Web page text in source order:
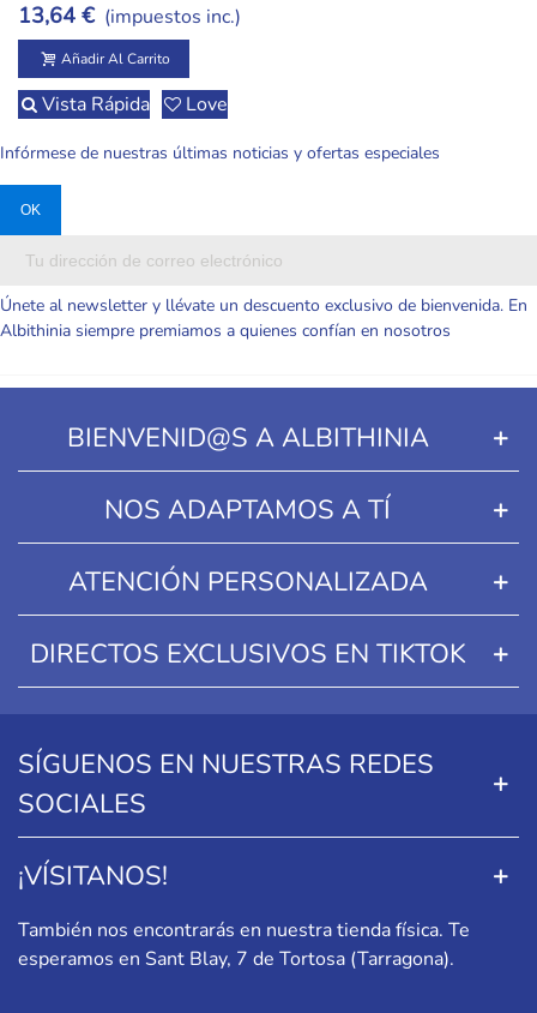
PIKACHU EN CAJA
REGALO
13,64 € (impuestos inc.)
Añadir Al Carrito
Vista Rápida Love
Infórmese de nuestras últimas noticias y ofertas especiales
Únete al newsletter y llévate un descuento exclusivo de bienvenida. En
Albithinia siempre premiamos a quienes confían en nosotros
BIENVENID@S A ALBITHINIA
NOS ADAPTAMOS A TÍ
ATENCIÓN PERSONALIZADA
DIRECTOS EXCLUSIVOS EN TIKTOK
SÍGUENOS EN NUESTRAS REDES
SOCIALES
¡VÍSITANOS!
También nos encontrarás en nuestra tienda física. Te
esperamos en Sant Blay, 7 de Tortosa (Tarragona).